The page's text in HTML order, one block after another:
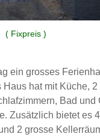
( Fixpreis )
ein grosses
Haus hat mit Küche,
Bad und
Zusätzlich bietet es
2 grosse